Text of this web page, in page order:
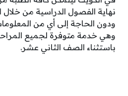
نهاية الفصول الدراسية من خلال
ودون الحاجة إلى أي من
وهي خدمة متوفرة لجميع
باستثناء الصف الثاني عشر.